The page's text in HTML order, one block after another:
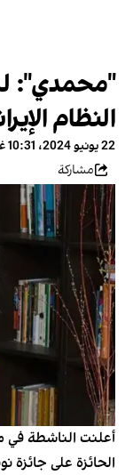
"محمدي":
النظام
22 يونيو 2024، 10:31 غرينتش+1
مشاركة
أعلنت الناشطة في
الحائزة على